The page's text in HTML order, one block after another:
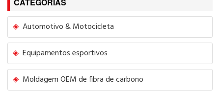
Automotivo & Motocicleta
Equipamentos esportivos
Moldagem OEM de fibra de carbono